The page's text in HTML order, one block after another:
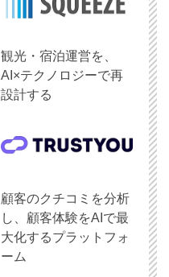
観光・宿泊運営を、
AI×テクノロジーで再
設計する
顧客のクチコミを分析
し、顧客体験をAIで最
大化するプラットフォ
ーム